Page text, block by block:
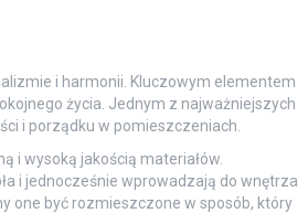
i harmonii. Kluczowym elementem
życia. Jednym z najważniejszych
i porządku w pomieszczeniach.
i wysoką jakością materiałów.
i jednocześnie wprowadzają do wnętrza
one być rozmieszczone w sposób, który